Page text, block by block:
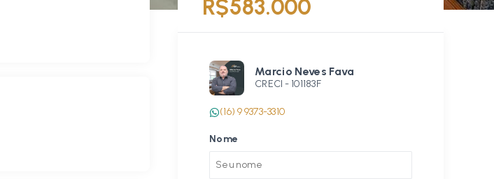
R$583.000
Marcio Neves Fava
CRECI - 101183F
(16) 9 9373-3310
Nome